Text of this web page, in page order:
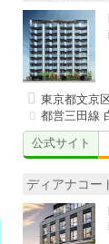
東京都文京
都営三田線
公式サイト
ディアナコー